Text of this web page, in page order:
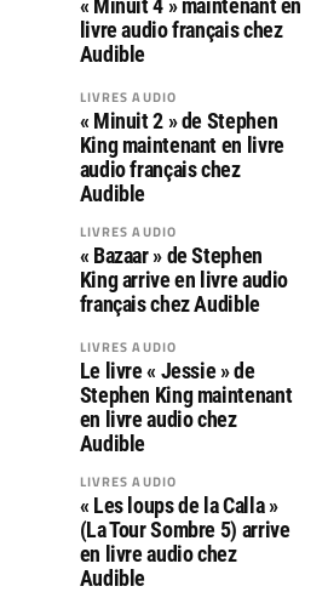
« Minuit 4 » maintenant en
livre audio français chez
Audible
LIVRES AUDIO
« Minuit 2 » de Stephen
King maintenant en livre
audio français chez
Audible
LIVRES AUDIO
« Bazaar » de Stephen
King arrive en livre audio
français chez Audible
LIVRES AUDIO
Le livre « Jessie » de
Stephen King maintenant
en livre audio chez
Audible
LIVRES AUDIO
« Les loups de la Calla »
(La Tour Sombre 5) arrive
en livre audio chez
Audible